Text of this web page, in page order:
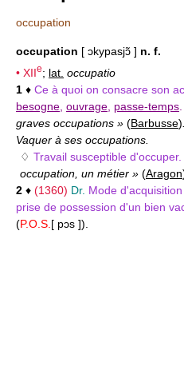
occupation
occupation [ ɔkypasjɔ̃ ] n. f.
• XIIe; lat. occupatio
1 ♦ Ce à quoi on consacre son
besogne ouvrage passe-temps
graves occupations » (Barbusse)
Vaquer à ses occupations.
♢ Travail susceptible d'occuper.
occupation, un métier » (Aragon
2 ♦ (1360) Dr. Mode
prise de possession d'un bien
(P.O.S. [ pɔs ]).